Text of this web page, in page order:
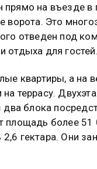
прямо на въезде
ворота. Это
отведен под
отдыха для гостей.
квартиры, а на
террасу.
два блока
площадь более 51
гектара. Они